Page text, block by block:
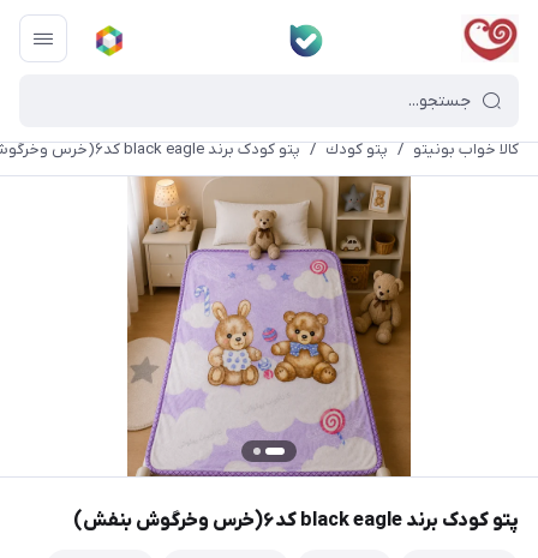
کالا خواب بونیتو / پتو كودك / پتو کودک برند black eagle کد۶(خرس وخرگوش بنفش)
پتو کودک برند black eagle کد۶(خرس وخرگوش بنفش)